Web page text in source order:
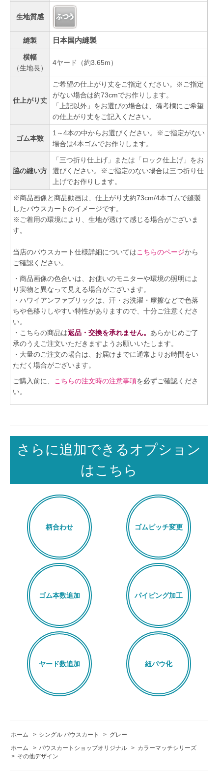
生地質感
縫製 日本国内縫製
横幅
（生地長）
4ヤード（約3.65m）
仕上がり丈
ご希望の仕上がり丈をご指定ください。※ご指定
がない場合は約73cmでお作りします。
「上記以外」をお選びの場合は、備考欄にご希望
の仕上がり丈をご記入ください。
ゴム本数
1～4本の中からお選びください。※ご指定がない
場合は4本ゴムでお作りします。
脇の縫い方
「三つ折り仕上げ」または「ロック仕上げ」をお
選びください。※ご指定のない場合は三つ折り仕
上げでお作りします。
※商品画像と商品動画は、仕上がり丈約73cm/4本ゴムで縫製
したパウスカートのイメージです。
※ご着用の環境により、生地が透けて感じる場合がございま
す。
当店のパウスカート仕様詳細についてはこちらのページから
ご確認ください。
・商品画像の色合いは、お使いのモニターや環境の照明によ
り実物と異なって見える場合がございます。
・ハワイアンファブリックは、汗・お洗濯・摩擦などで色落
ちや色移りしやすい特性がありますので、十分ご注意くださ
い。
・こちらの商品は返品・交換を承れません。 あらかじめご了
承のうえご注文いただきますようお願いいたします。
・大量のご注文の場合は、お届けまでに通常よりお時間をい
ただく場合がございます。
ご購入前に、 こちらの注文時の注意事項を必ずご確認くださ
い。
さらに追加できるオプション
はこちら
柄合わせ ゴムピッチ変更
ゴム本数追加 パイピング加工
ヤード数追加 紐パウ化
ホーム > シングル パウスカート > グレー
ホーム
> パウスカートショップオリジナル > カラーマッチシリーズ
> その他デザイン